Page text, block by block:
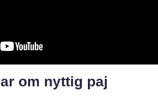
om nyttig paj